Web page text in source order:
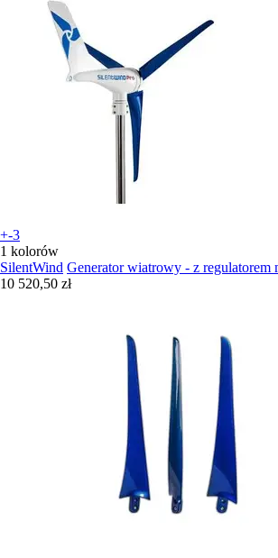
+-3
1 kolorów
SilentWind Generator wiatrowy - z regulatorem
10 520,50 zł